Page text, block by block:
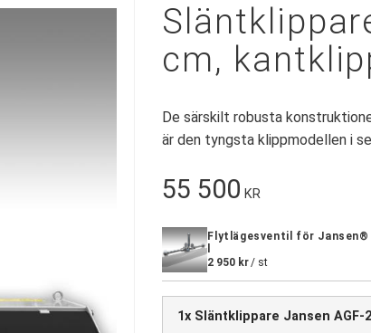
cm,
De särskilt robusta
är den tyngsta klippmodellen i
55 500 KR
Flytlägesventil för Jansen®
2 950 kr/ st
1x Släntklippare Jansen